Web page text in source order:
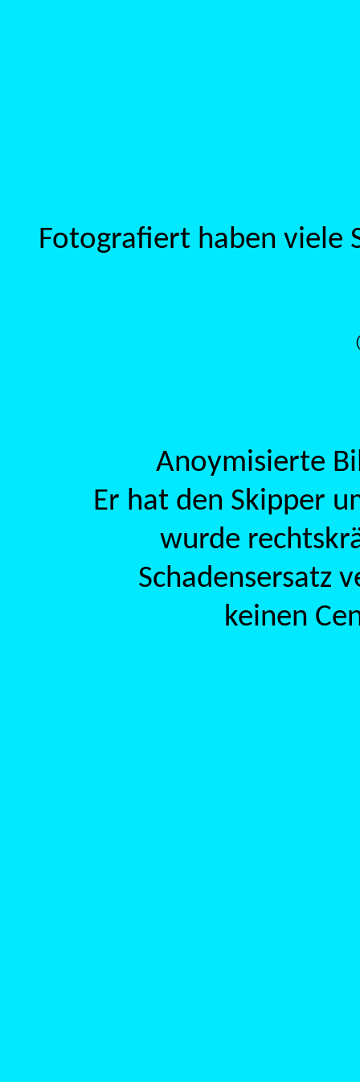
Fotografiert haben viele
Anoymisierte
Er hat den Skipper
wurde
Schadensersatz
keinen